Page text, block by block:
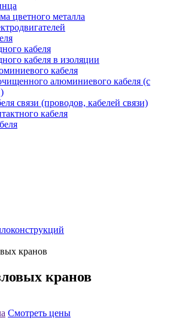
цветного металла
кабеля
кабеля в изоляции
кабеля
алюминиевого кабеля (с
связи (проводов, кабелей связи)
кабеля
кранов
кранов
Смотреть цены